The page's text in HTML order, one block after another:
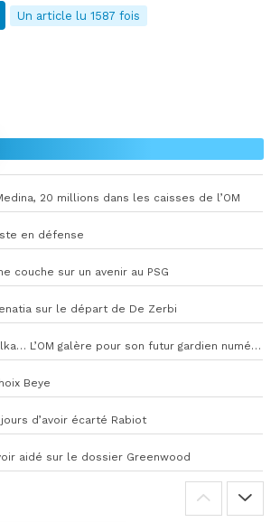
Un article lu 1587 fois
20 millions dans les caisses de l’OM
en défense
couche sur un avenir au PSG
sur le départ de De Zerbi
Restes, Atubolu, Bulka… L’OM galère pour son futur gardien numéro 1
Beye
d’avoir écarté Rabiot
aidé sur le dossier Greenwood